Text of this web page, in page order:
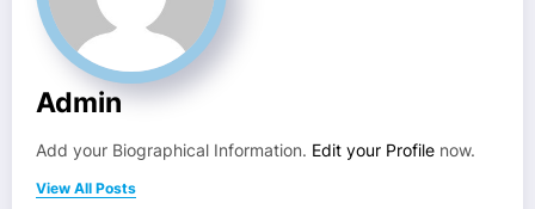
Admin
Add your Biographical Information. Edit your Profile now.
View All Posts